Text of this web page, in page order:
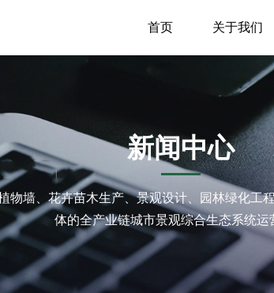
首页 关于我们
新闻中心
物墙、花卉苗木生产、景观设计、园林绿化工
体的全产业链城市景观综合生态系统运